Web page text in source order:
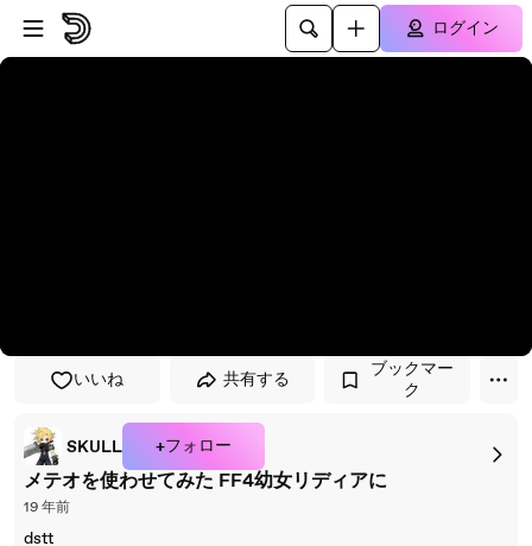
プレイヤーにスキップ
メインコンテンツにスキップ
ログイン
いいね 共有する
ブックマー
ク
SKULL +フォロー
メテオを使わせてみた FF4幼女リディアに
19 年前
dstt